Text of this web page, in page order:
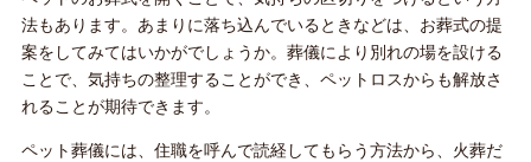
法もあります。あまりに落ち込んでいるときなどは、お葬式の提
案をしてみてはいかがでしょうか。葬儀により別れの場を設ける
ことで、気持ちの整理することができ、ペットロスからも解放さ
れることが期待できます。
ペット葬儀には、住職を呼んで読経してもらう方法から、火葬だ